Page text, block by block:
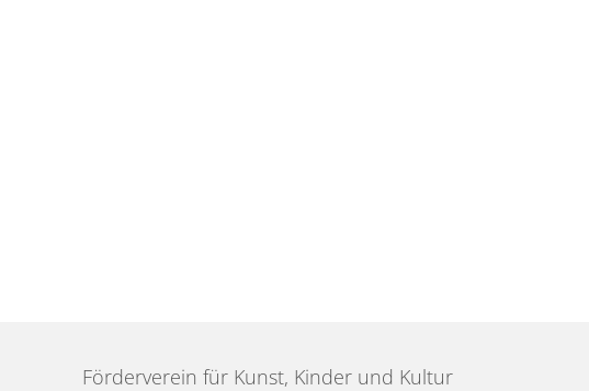
Förderverein für Kunst, Kinder und Kultur